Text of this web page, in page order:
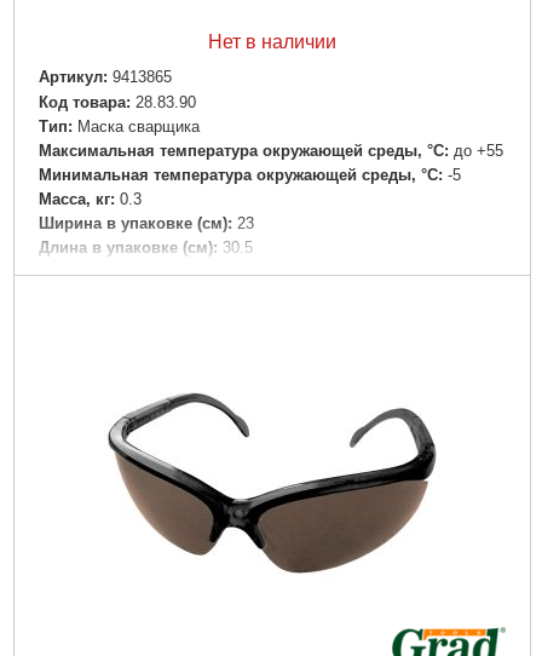
Нет в наличии
Артикул: 9413865
Код товара: 28.83.90
Tип: Маска сварщика
Максимальная температура окружающей среды, °C: до +55
Минимальная температура окружающей среды, °C: -5
Масса, кг: 0.3
Ширина в упаковке (см): 23
Длина в упаковке (см): 30.5
Высота в упаковке (см): 18